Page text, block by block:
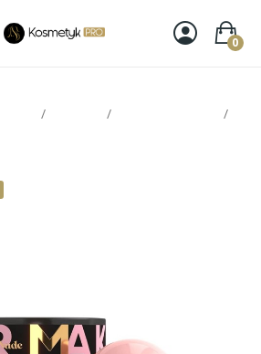
0